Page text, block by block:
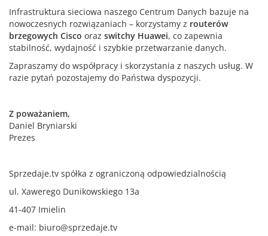
Infrastruktura sieciowa naszego Centrum Danych bazuje na
nowoczesnych rozwiązaniach – korzystamy z routerów
brzegowych Cisco oraz switchy Huawei, co zapewnia
stabilność, wydajność i szybkie przetwarzanie danych.
Zapraszamy do współpracy i skorzystania z naszych usług. W
razie pytań pozostajemy do Państwa dyspozycji.
Z poważaniem,
Daniel Bryniarski
Prezes
Sprzedaje.tv spółka z ograniczoną odpowiedzialnością
ul. Xawerego Dunikowskiego 13a
41-407 Imielin
e-mail: biuro@sprzedaje.tv